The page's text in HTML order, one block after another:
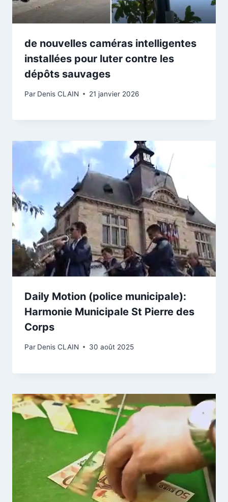
de nouvelles caméras intelligentes
installées pour luter contre les
dépôts sauvages
Par Denis CLAIN 21 janvier 2026
Daily Motion (police municipale):
Harmonie Municipale St Pierre des
Corps
Par Denis CLAIN 30 août 2025